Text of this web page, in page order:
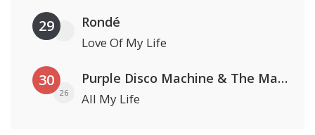
29 Rondé
Love Of My Life
30
26
Purple Disco Machine & The Magician
All My Life